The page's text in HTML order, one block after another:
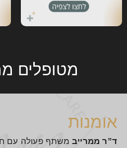
מטופלים
אומנות
ד”ר ממרייב משתף פעולה עם